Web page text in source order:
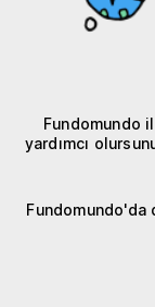
Fundomundo
yardımcı
Fundomundo'da